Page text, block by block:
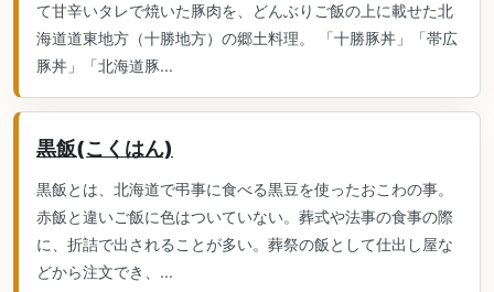
て甘辛いタレで焼いた豚肉を、どんぶりご飯の上に載せた北
海道道東地方（十勝地方）の郷土料理。 「十勝豚丼」「帯広
豚丼」「北海道豚...
黒飯(こくはん)
黒飯とは、北海道で弔事に食べる黒豆を使ったおこわの事。
赤飯と違いご飯に色はついていない。葬式や法事の食事の際
に、折詰で出されることが多い。葬祭の飯として仕出し屋な
どから注文でき、...